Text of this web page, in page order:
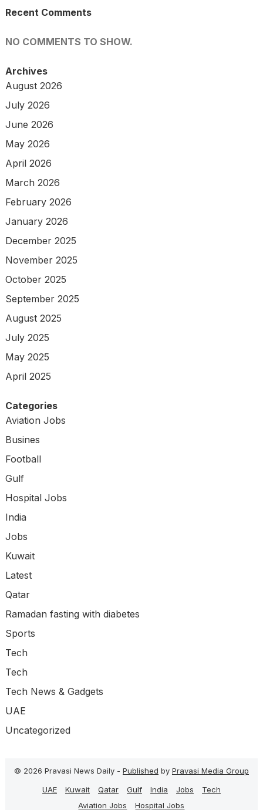
Recent Comments
NO COMMENTS TO SHOW.
Archives
August 2026
July 2026
June 2026
May 2026
April 2026
March 2026
February 2026
January 2026
December 2025
November 2025
October 2025
September 2025
August 2025
July 2025
May 2025
April 2025
Categories
Aviation Jobs
Busines
Football
Gulf
Hospital Jobs
India
Jobs
Kuwait
Latest
Qatar
Ramadan fasting with diabetes
Sports
Tech
Tech
Tech News & Gadgets
UAE
Uncategorized
© 2026 Pravasi News Daily - Published by Pravasi Media Group
UAE
Kuwait Qatar Gulf India Jobs
Tech
Aviation Jobs
Hospital Jobs